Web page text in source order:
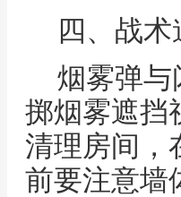
四、战
烟雾弹与
掷烟雾遮挡
清理房间，
前要注意墙